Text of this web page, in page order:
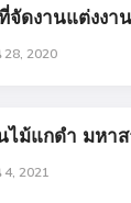
จัดงานแต่งงา
2020
ไม้แกดำ มหา
2021